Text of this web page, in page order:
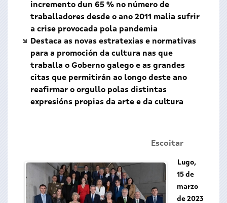
incremento dun 65 % no número de
traballadores desde o ano 2011 malia sufrir
a crise provocada pola pandemia
Destaca as novas estratexias e normativas
para a promoción da cultura nas que
traballa o Goberno galego e as grandes
citas que permitirán ao longo deste ano
reafirmar o orgullo polas distintas
expresións propias da arte e da cultura
Escoitar
Lugo,
15 de
marzo
de 2023